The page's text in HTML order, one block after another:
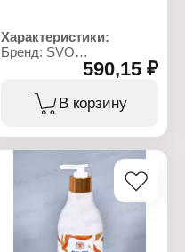
Характеристики:
Бренд: SVO
Тип товара: Подгузники
Назначение: детские
Размер: №2
590,15 ₽
В корзину